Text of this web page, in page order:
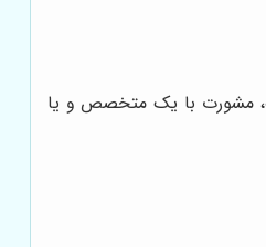
مشورت با یک متخصص و یا